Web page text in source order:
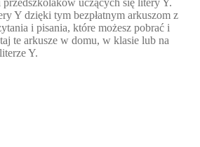
Y dzięki tym bezpłatnym arkuszom z
i pisania, które możesz pobrać i
te arkusze w domu, w klasie lub na
Y.